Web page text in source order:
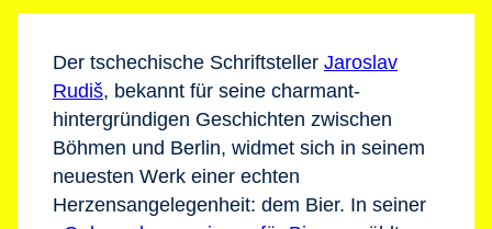
Der tschechische Schriftsteller Jaroslav
Rudiš, bekannt für seine charmant-
hintergründigen Geschichten zwischen
Böhmen und Berlin, widmet sich in seinem
neuesten Werk einer echten
Herzensangelegenheit: dem Bier. In seiner